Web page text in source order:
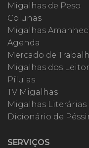
Migalhas de Peso
Colunas
Migalhas
Agenda
Mercado de
Migalhas dos
Pílulas
TV Migalhas
Migalhas Literárias
Dicionário de
SERVIÇOS